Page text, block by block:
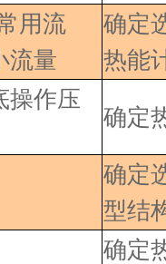
用流
流量
确定
热能
操作压
确定
确定
型结
确定